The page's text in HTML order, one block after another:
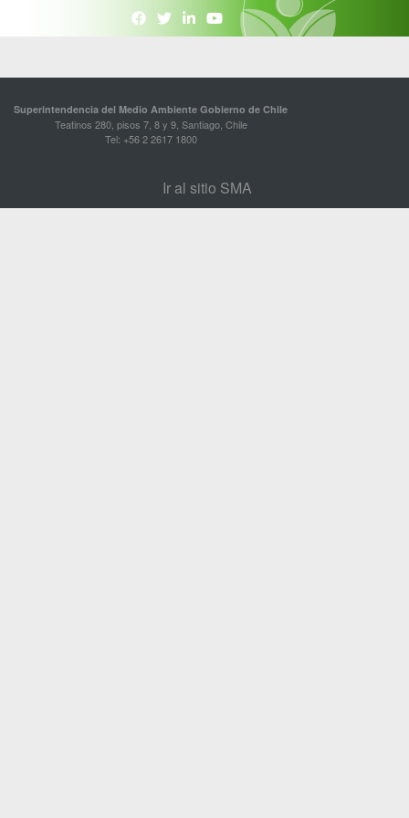
Superintendencia del Medio Ambiente Gobierno de Chile
Teatinos 280, pisos 7, 8 y 9, Santiago, Chile
Tel: +56 2 2617 1800
Ir al sitio SMA